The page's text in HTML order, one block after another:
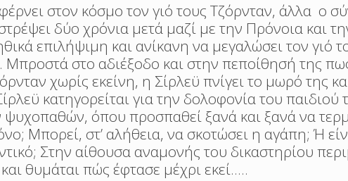
στον κόσμο τον γιό τους Τζόρνταν, άλλα ο
δύο χρόνια μετά μαζί με την Πρόνοια και
επιλήψιμη και ανίκανη να μεγαλώσει τον γιό
στο αδιέξοδο και στην πεποίθησή της
χωρίς εκείνη, η Σίρλεϋ πνίγει το μωρό της
κατηγορείται για την δολοφονία του παιδιού
όπου προσπαθεί ξανά και ξανά να
Μπορεί, στ’ αλήθεια, να σκοτώσει η αγάπη; Ή
Στην αίθουσα αναμονής του δικαστηρίου
θυμάται πώς έφτασε μέχρι εκεί…..